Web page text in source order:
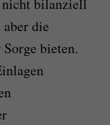
bilanziell
die
bieten.